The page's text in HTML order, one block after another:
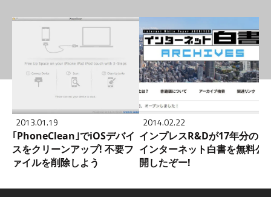
2013.01.19
｢PhoneClean｣でiOSデバイ
スをクリーンアップ! 不要フ
ァイルを削除しよう
2014.02.22
インプレスR&Dが17年分の
インターネット白書を無料公
開したぞー!